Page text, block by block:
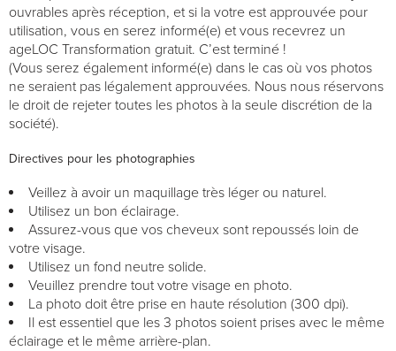
ouvrables après réception, et si la votre est approuvée pour
utilisation, vous en serez informé(e) et vous recevrez un
ageLOC Transformation gratuit. C’est terminé !
(Vous serez également informé(e) dans le cas où vos photos
ne seraient pas légalement approuvées. Nous nous réservons
le droit de rejeter toutes les photos à la seule discrétion de la
société).
Directives pour les photographies
Veillez à avoir un maquillage très léger ou naturel.
Utilisez un bon éclairage.
Assurez-vous que vos cheveux sont repoussés loin de
votre visage.
Utilisez un fond neutre solide.
Veuillez prendre tout votre visage en photo.
La photo doit être prise en haute résolution (300 dpi).
Il est essentiel que les 3 photos soient prises avec le même
éclairage et le même arrière-plan.